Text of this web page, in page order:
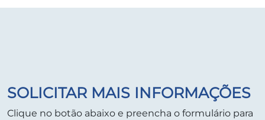
SOLICITAR MAIS INFORMAÇÕES
Clique no botão abaixo e preencha o formulário para